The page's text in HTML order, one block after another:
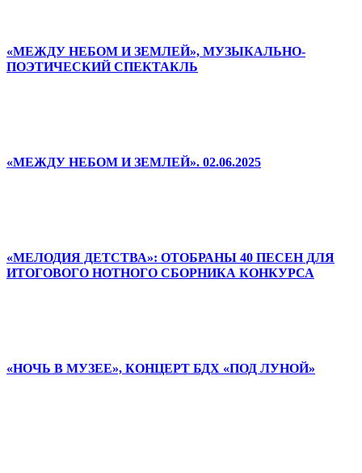
«МЕЖДУ НЕБОМ И ЗЕМЛЕЙ», МУЗЫКАЛЬНО-
ПОЭТИЧЕСКИЙ СПЕКТАКЛЬ
«МЕЖДУ НЕБОМ И ЗЕМЛЕЙ». 02.06.2025
«МЕЛОДИЯ ДЕТСТВА»: ОТОБРАНЫ 40 ПЕСЕН ДЛЯ
ИТОГОВОГО НОТНОГО СБОРНИКА КОНКУРСА
«НОЧЬ В МУЗЕЕ», КОНЦЕРТ БДХ «ПОД ЛУНОЙ»